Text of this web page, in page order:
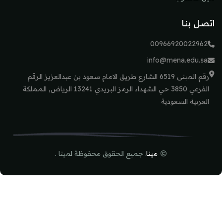
اتصل بنا
00966920022962
info@mena.edu.sa
رقم المبنى 6519 الشارع طريق الامام سعود بن عبدالعزيز الرقم
الفرعي 3850 حي الشهداء الرمز البريدي 13241 الرياض, المملكة
العربية السعودية
مينا. جميع الحقوق محفوظة لمينا .